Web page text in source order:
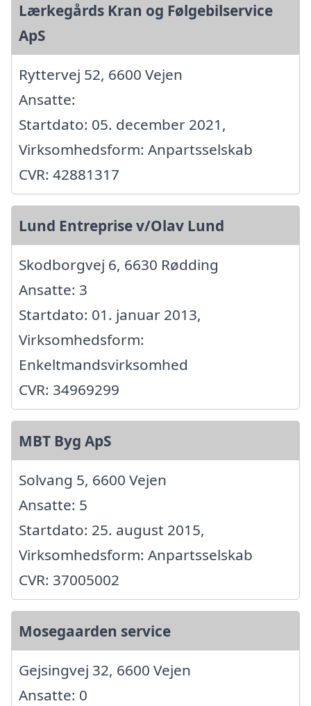
Lærkegårds Kran og Følgebilservice
ApS
Ryttervej 52, 6600 Vejen
Ansatte:
Startdato: 05. december 2021,
Virksomhedsform: Anpartsselskab
CVR: 42881317
Lund Entreprise v/Olav Lund
Skodborgvej 6, 6630 Rødding
Ansatte: 3
Startdato: 01. januar 2013,
Virksomhedsform:
Enkeltmandsvirksomhed
CVR: 34969299
MBT Byg ApS
Solvang 5, 6600 Vejen
Ansatte: 5
Startdato: 25. august 2015,
Virksomhedsform: Anpartsselskab
CVR: 37005002
Mosegaarden service
Gejsingvej 32, 6600 Vejen
Ansatte: 0